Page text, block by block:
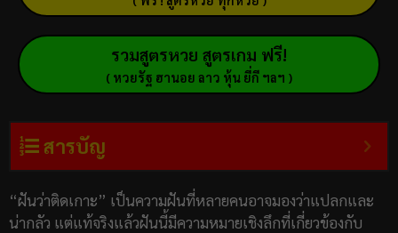
รวมสูตรหวย สูตรเกม ฟรี!
( หวยรัฐ ฮานอย ลาว หุ้น ยี่กี ฯลฯ )
สารบัญ
“ฝันว่าติดเกาะ” เป็นความฝันที่หลายคนอาจมองว่าแปลกและ
น่ากลัว แต่แท้จริงแล้วฝันนี้มีความหมายเชิงลึกที่เกี่ยวข้องกับ